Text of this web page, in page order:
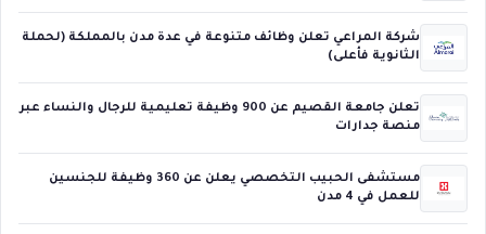
شركة المراعي تعلن وظائف متنوعة في عدة مدن بالمملكة (لحملة
الثانوية فأعلى)
تعلن جامعة القصيم عن 900 وظيفة تعليمية للرجال والنساء عبر
منصة جدارات
مستشفى الحبيب التخصصي يعلن عن 360 وظيفة للجنسين
للعمل في 4 مدن